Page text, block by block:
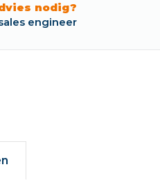
nodig?
engineer